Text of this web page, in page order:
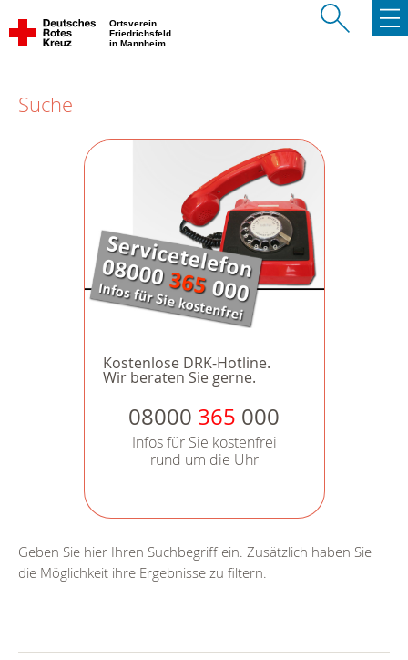
Ortsverein
Friedrichsfeld
in Mannheim
Suche
Kostenlose DRK-Hotline.
Wir beraten Sie gerne.
08000 365 000
Infos für Sie kostenfrei
rund um die Uhr
Geben Sie hier Ihren Suchbegriff ein. Zusätzlich haben Sie
die Möglichkeit ihre Ergebnisse zu filtern.